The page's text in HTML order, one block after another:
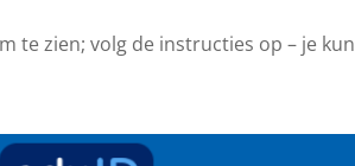
te zien; volg de instructies op – je